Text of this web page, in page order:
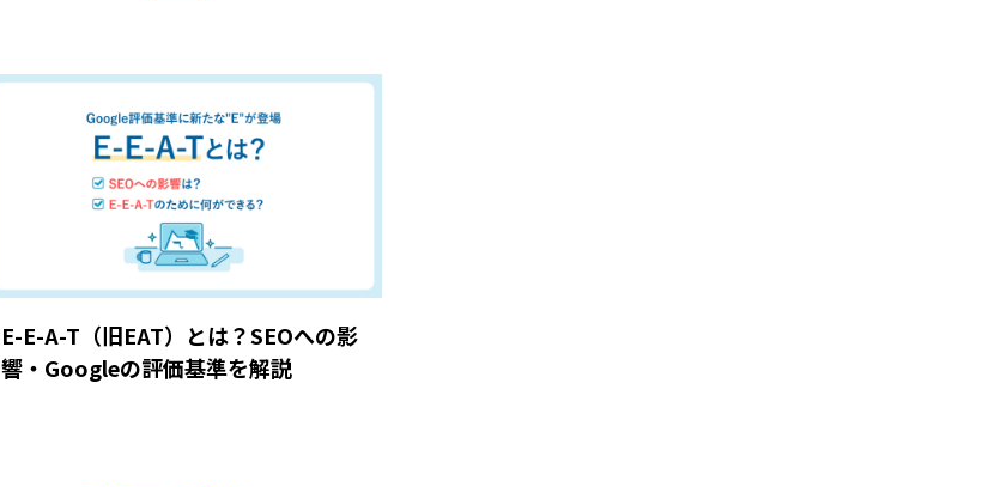
E-E-A-T（旧EAT）とは？SEOへの影
響・Googleの評価基準を解説